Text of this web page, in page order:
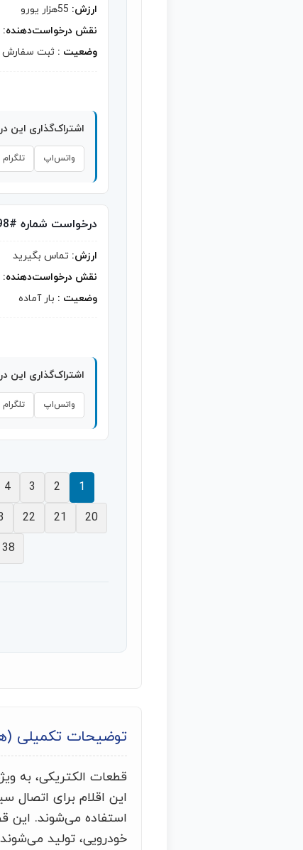
ارزش:
نقش درخواست‌دهنده:
وضعیت : ثبت سفارش
اشتراک‌گذاری این
واتس‌اپ تلگرام
درخواست شماره #10398
ارزش: تماس بگیرید
نقش درخواست‌دهنده:
وضعیت : بار آماده
اشتراک‌گذاری این
واتس‌اپ تلگرام
1
2
3
4
20
21
22
38
توضیحات تکمیلی
قطعات الکتریکی، به
این اقلام برای اتصال
استفاده می‌شوند. این
خودرویی، تولید